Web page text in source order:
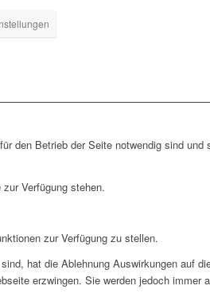
den Betrieb der Seite notwendig sind
Verfügung stehen.
zur Verfügung zu stellen.
hat die Ablehnung Auswirkungen auf
erzwingen. Sie werden jedoch